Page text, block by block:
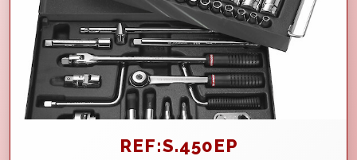
REF:S.450EP